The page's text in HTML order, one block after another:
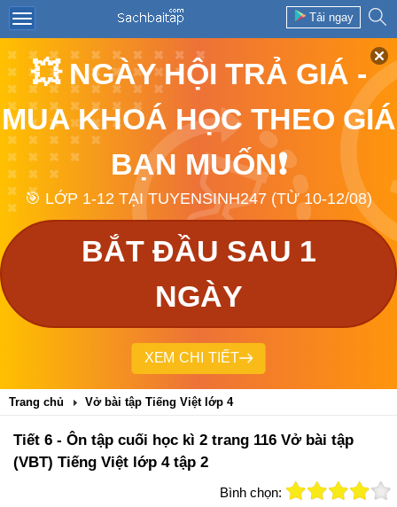
Tải ngay
💥 NGÀY HỘI TRẢ GIÁ -
MUA KHOÁ HỌC THEO GIÁ
BẠN MUỐN❗
🎯 LỚP 1-12 TẠI TUYENSINH247 (TỪ 10-12/08)
BẮT ĐẦU SAU 1
NGÀY
XEM CHI TIẾT
Trang chủ Vở bài tập Tiếng Việt lớp 4
Tiết 6 - Ôn tập cuối học kì 2 trang 116 Vở bài tập
(VBT) Tiếng Việt lớp 4 tập 2
Bình chọn: